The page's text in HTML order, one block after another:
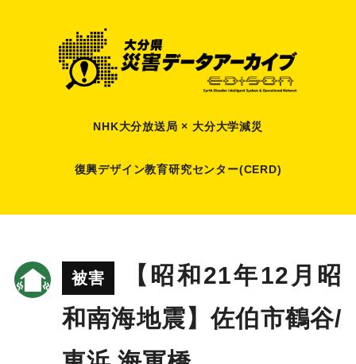
NHK大分放送局 × 大分大学減災
復興デザイン教育研究センター(CERD)
被害
【昭和21年12月昭
和南海地震】佐伯市鶴谷/